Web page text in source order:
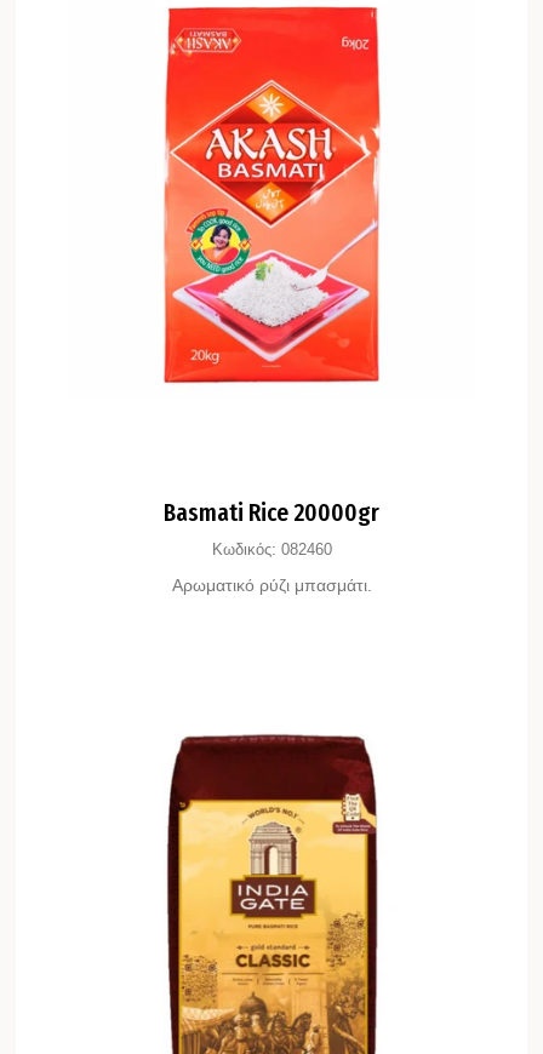
Basmati Rice 20000gr
Κωδικός: 082460
Αρωματικό ρύζι μπασμάτι.